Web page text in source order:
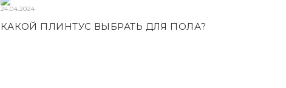
24.04.2024
КАКОЙ ПЛИНТУС ВЫБРАТЬ ДЛЯ ПОЛА?